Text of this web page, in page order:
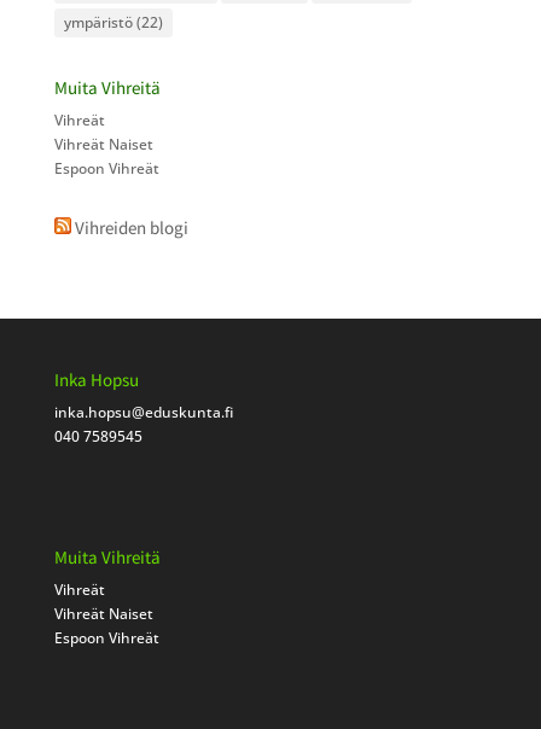
ympäristö(22)
Muita Vihreitä
Vihreät
Vihreät Naiset
Espoon Vihreät
Vihreiden blogi
Inka Hopsu
inka.hopsu@eduskunta.fi
040 7589545
Muita Vihreitä
Vihreät
Vihreät Naiset
Espoon Vihreät